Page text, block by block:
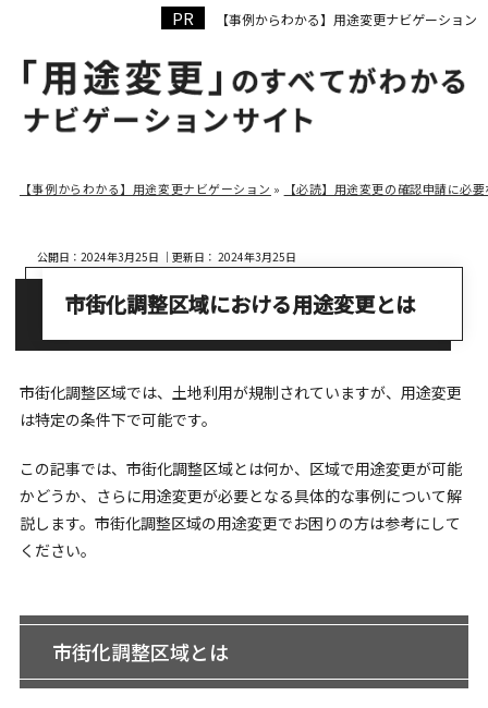
【事例からわかる】用途変更ナビゲーション
【事例からわかる】用途変更ナビゲーション » 【必読】用途変更の確認申請に必
公開日：2024年3月25日 ｜更新日：2024年3月25日
市街化調整区域における用途変更とは
市街化調整区域では、土地利用が規制されていますが、用途変更
は特定の条件下で可能です。
この記事では、市街化調整区域とは何か、区域で用途変更が可能
かどうか、さらに用途変更が必要となる具体的な事例について解
説します。市街化調整区域の用途変更でお困りの方は参考にして
ください。
市街化調整区域とは